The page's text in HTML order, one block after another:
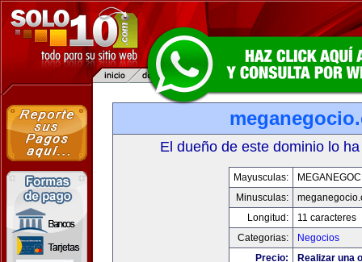
El dueño de este dominio lo
Mayusculas:
Minusculas:
Longitud:
11 caracteres
Categorias:
Negocios
Precio:
Realizar una